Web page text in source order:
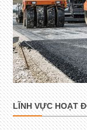
LĨNH VỰC HOẠT